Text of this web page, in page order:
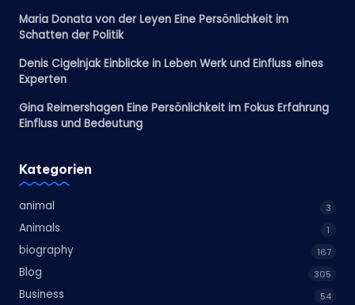
Maria Donata von der Leyen Eine Persönlichkeit im
Schatten der Politik
Denis Cigelnjak Einblicke in Leben Werk und Einfluss eines
Experten
Gina Reimershagen Eine Persönlichkeit im Fokus Erfahrung
Einfluss und Bedeutung
Kategorien
animal 3
Animals 1
biography 167
Blog 305
Business 54